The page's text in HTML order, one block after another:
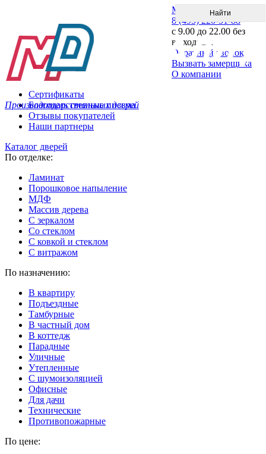
Производитель стальных дверей
Меню
8 (495) 220-51-88
с 9.00 до 22.00 без
выходных
Обратный звонок
Вызвать замерщика
О компании
Сертификаты
Благодарственные письма
Отзывы покупателей
Наши партнеры
Каталог дверей
По отделке:
Ламинат
Порошковое напыление
МДФ
Массив дерева
С зеркалом
Со стеклом
С ковкой и стеклом
С витражом
По назначению:
В квартиру
Подъездные
Тамбурные
В частный дом
В коттедж
Парадные
Уличные
Утепленные
C шумоизоляцией
Офисные
Для дачи
Технические
Противопожарные
По цене: